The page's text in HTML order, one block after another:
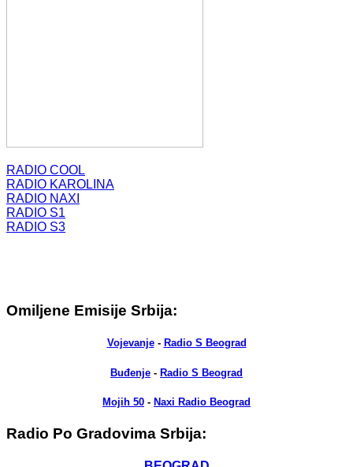
RADIO COOL
RADIO KAROLINA
RADIO NAXI
RADIO S1
RADIO S3
Omiljene Emisije Srbija:
Vojevanje- Radio S Beograd
Buđenje - Radio S Beograd
Mojih 50 - Naxi Radio Beograd
Radio Po Gradovima Srbija: